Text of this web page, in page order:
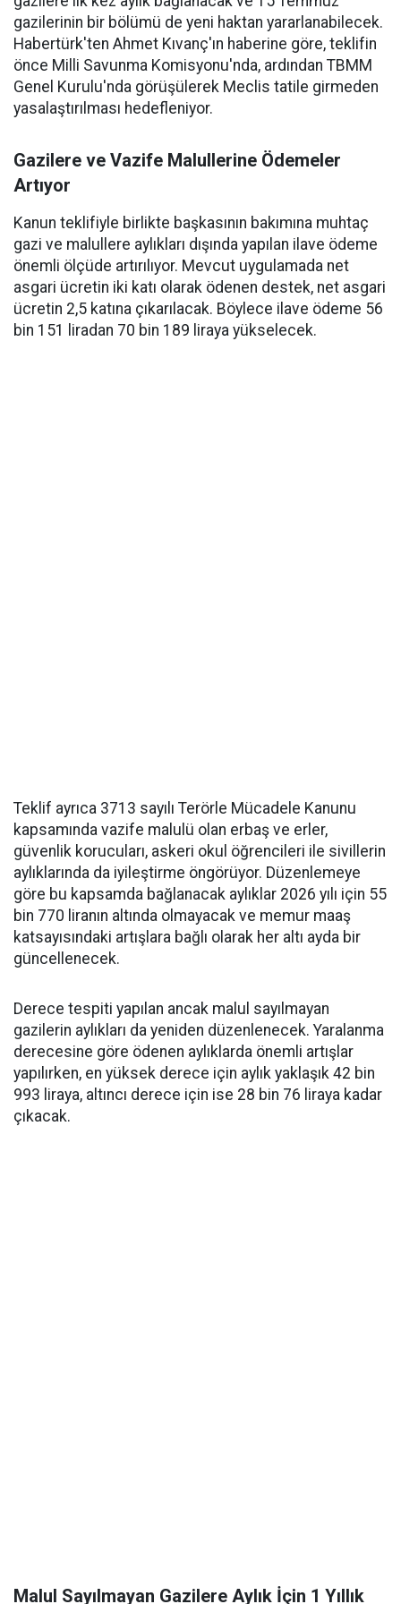
gazilerinin bir bölümü de yeni haktan yararlanabilecek.
Habertürk'ten Ahmet Kıvanç'ın haberine göre, teklifin
önce Milli Savunma Komisyonu'nda, ardından TBMM
Genel Kurulu'nda görüşülerek Meclis tatile girmeden
yasalaştırılması hedefleniyor.
Gazilere ve Vazife Malullerine Ödemeler
Artıyor
Kanun teklifiyle birlikte başkasının bakımına muhtaç
gazi ve malullere aylıkları dışında yapılan ilave ödeme
önemli ölçüde artırılıyor. Mevcut uygulamada net
asgari ücretin iki katı olarak ödenen destek, net asgari
ücretin 2,5 katına çıkarılacak. Böylece ilave ödeme 56
bin 151 liradan 70 bin 189 liraya yükselecek.
Teklif ayrıca 3713 sayılı Terörle Mücadele Kanunu
kapsamında vazife malulü olan erbaş ve erler,
güvenlik korucuları, askeri okul öğrencileri ile sivillerin
aylıklarında da iyileştirme öngörüyor. Düzenlemeye
göre bu kapsamda bağlanacak aylıklar 2026 yılı için 55
bin 770 liranın altında olmayacak ve memur maaş
katsayısındaki artışlara bağlı olarak her altı ayda bir
güncellenecek.
Derece tespiti yapılan ancak malul sayılmayan
gazilerin aylıkları da yeniden düzenlenecek. Yaralanma
derecesine göre ödenen aylıklarda önemli artışlar
yapılırken, en yüksek derece için aylık yaklaşık 42 bin
993 liraya, altıncı derece için ise 28 bin 76 liraya kadar
çıkacak.
Malul Sayılmayan Gazilere Aylık İçin 1 Yıllık